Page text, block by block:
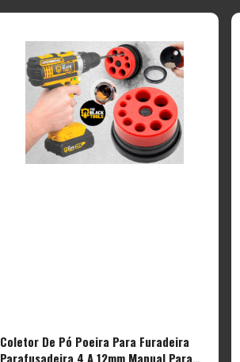
Coletor De Pó Poeira Para Furadeira
Parafusadeira 4 A 12mm Manual Para